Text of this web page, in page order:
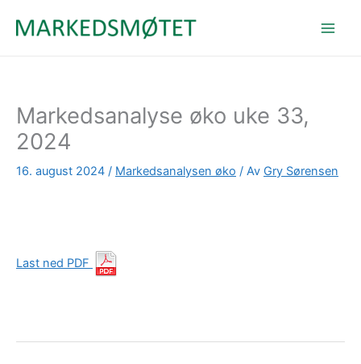
Markedsanalyse øko uke 33,
2024
16. august 2024 / Markedsanalysen øko / Av Gry Sørensen
Last ned PDF